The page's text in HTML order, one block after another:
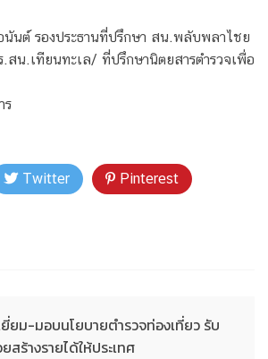
ต์ รองประธานที่ปรึกษา สน.พลับพลาไชย
.สน.เทียนทะเล/ ที่ปรึกษานิตยสารตำรวจเพื่อ
ร
Twitter Pinterest
ยม-มอบนโยบายตำรวจท่องเที่ยว รับ
สร้างรายได้ให้ประเทศ